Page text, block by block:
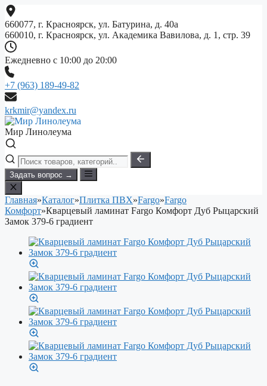
Перейти
к
содержимому
660077, г. Красноярск, ул. Батурина, д. 40а
660010, г. Красноярск, ул. Академика Вавилова, д. 1, стр. 39
Ежедневно с 10:00 до 20:00
+7 (963) 189-49-82
krkmir@yandex.ru
Мир Линолеума
Задать вопрос →
Главная»Каталог»Плитка ПВХ»Fargo»Fargo
Комфорт»Кварцевый ламинат Fargo Комфорт Дуб Рыцарский
Замок 379-6 градиент